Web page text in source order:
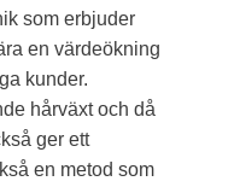
som erbjuder
en värdeökning
kunder.
hårväxt och då
ger ett
en metod som